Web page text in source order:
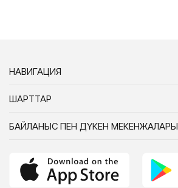
НАВИГАЦИЯ
ШАРТТАР
БАЙЛАНЫС ПЕН ДҮКЕН МЕКЕНЖАЛАРЫ